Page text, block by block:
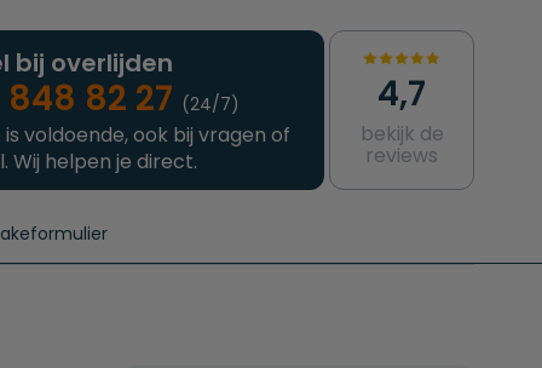
bij overlijden
82 27 (24/7)
voldoende, ook bij vragen of
Wij helpen je direct.
4,7
bekijk de
reviews